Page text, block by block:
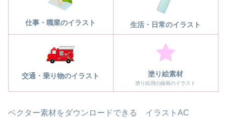
仕事・職業のイラスト 生活・日常のイラスト
交通・乗り物のイラスト 塗り絵素材
塗り絵用の線画のイラスト
ベクター素材をダウンロードできる イラストAC